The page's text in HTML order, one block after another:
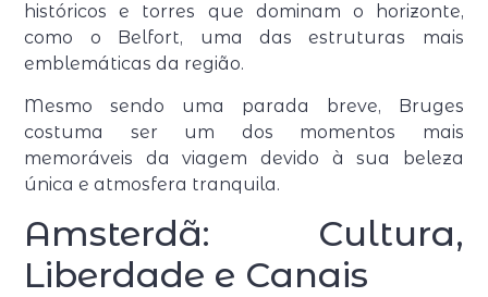
históricos e torres que dominam o horizonte,
como o Belfort, uma das estruturas mais
emblemáticas da região.
Mesmo sendo uma parada breve, Bruges
costuma ser um dos momentos mais
memoráveis da viagem devido à sua beleza
única e atmosfera tranquila.
Amsterdã: Cultura,
Liberdade e Canais